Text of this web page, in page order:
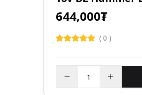
644,000₮
( 0 )